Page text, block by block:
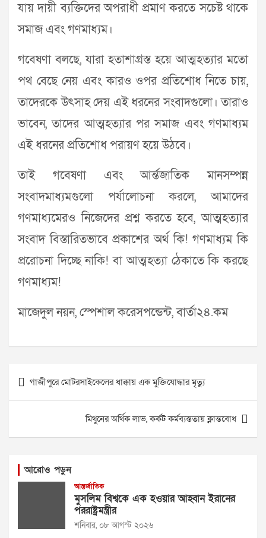
যায় দায়ী ব্যক্তিদের অপরাধী প্রমাণ করতে সচেষ্ট থাকে
সমাজ এবং গণমাধ্যম।
গবেষণা বলছে, যারা হতাশাগ্রস্ত হয়ে আত্মহত্যার মতো
পথ বেছে নেয় এবং কারও ওপর প্রতিশোধ নিতে চায়,
তাদেরকে উৎসাহ দেয় এই ধরনের সংবাদগুলো। তারাও
ভাবেন, তাদের আত্মহত্যার পর সমাজ এবং গণমাধ্যম
এই ধরনের প্রতিশোধ পরায়ণ হয়ে উঠবে।
তাই গবেষণা এবং আর্ন্তজাতিক মানসম্পন্ন
সংবাদমাধ্যমগুলো পর্যালোচনা করলে, আমাদের
গণমাধ্যমেরও নিজেদের প্রশ্ন করতে হবে, আত্মহত্যার
সংবাদ বিস্তারিতভাবে প্রকাশের অর্থ কি! গণমাধ্যম কি
প্ররোচনা দিচ্ছে নাকি! বা আত্মহত্যা ঠেকাতে কি করছে
গণমাধ্যম!
মাজেদুল নয়ন, স্পেশাল করেসপন্ডেন্ট, বার্তা২৪.কম
Post
navigation
গাজীপুরে মোটরসাইকেলের ধাক্কায় এক মুক্তিযোদ্ধার মৃত্যু
মিথুনের অর্থিক লাভ, কর্কট কর্মব্যস্ততায় ক্লান্তবোধ
আরোও পড়ুন
আন্তর্জাতিক
মুসলিম বিশ্বকে এক হওয়ার আহ্বান ইরানের
পররাষ্ট্রমন্ত্রীর
শনিবার, ০৮ আগস্ট ২০২৬